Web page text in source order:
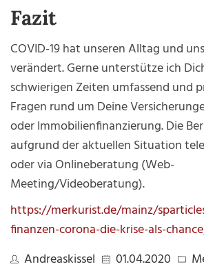
Fazit
COVID-19 hat unseren Alltag und
verändert. Gerne unterstütze ich
schwierigen Zeiten umfassend und
Fragen rund um Deine
oder Immobilienfinanzierung. Die
aufgrund der aktuellen Situation
oder via Onlineberatung (Web-
Meeting/Videoberatung).
https://merkurist.de/mainz/
finanzen-corona-die-krise-als-
Andreaskissel
01.04.2020